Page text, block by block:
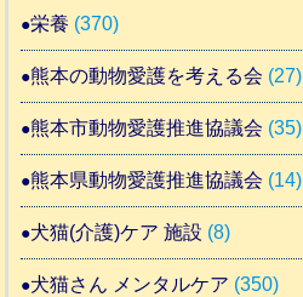
栄養 (370)
熊本の動物愛護を考える会 (27)
熊本市動物愛護推進協議会 (35)
熊本県動物愛護推進協議会 (14)
犬猫(介護)ケア 施設 (8)
犬猫さん メンタルケア (350)